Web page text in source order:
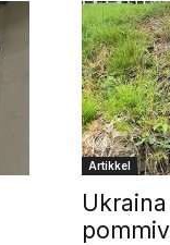
Artikkel